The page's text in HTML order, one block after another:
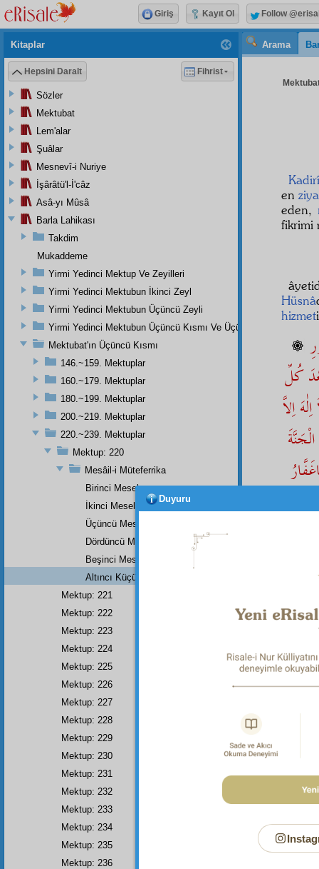
Arama
Kadirî
en
eden,
fikrimi
Hüsnâ
hizmet
كُلِّ
اِلاَّ
Dipnot-1
"Allah
Dipnot-2
Ey
venûr
maddî
El-
onun
Kitaplar
Hepsini Daralt Fihrist
Sözler
Mektubat
Lem'alar
Şuâlar
Mesnevî-i Nuriye
İşârâtü'l-İ'câz
Asâ-yı Mûsâ
Barla Lahikası
Takdim
Mukaddeme
Yirmi Yedinci Mektup Ve Zeyilleri
Yirmi Yedinci Mektubun İkinci Zeyl
Yirmi Yedinci Mektubun Üçüncü Zeyli
Yirmi Yedinci Mektubun Üçüncü Kısmı Ve Üçüncü Zeylin
Mektubat'ın Üçüncü Kısmı
146.~159. Mektuplar
160.~179. Mektuplar
180.~199. Mektuplar
200.~219. Mektuplar
220.~239. Mektuplar
Mektup: 220
Mesâil-i Müteferrika
Birinci Mesele
İkinci Mesele
Üçüncü Mesele
Dördüncü Mesele
Beşinci Mesele
Altıncı Küçük Bir Mesele
Mektup: 221
Mektup: 222
Mektup: 223
Mektup: 224
Mektup: 225
Mektup: 226
Mektup: 227
Mektup: 228
Mektup: 229
Mektup: 230
Mektup: 231
Mektup: 232
Mektup: 233
Mektup: 234
Mektup: 235
Mektup: 236
Giriş Kayıt Ol Follow
Duyuru